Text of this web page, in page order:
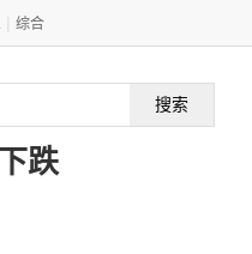
综合
搜索
跌